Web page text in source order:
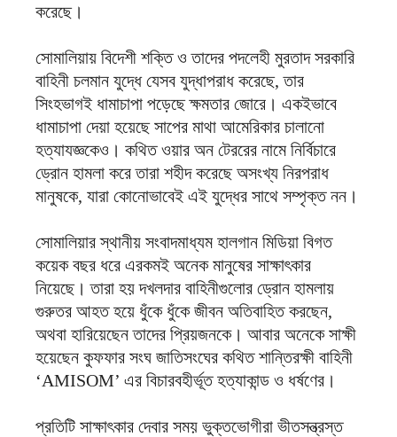
করেছে।
সোমালিয়ায় বিদেশী শক্তি ও তাদের পদলেহী মুর‍তাদ সরকারি
বাহিনী চলমান যুদ্ধে যেসব যুদ্ধাপরাধ করেছে, তার
সিংহভাগই ধামাচাপা পড়েছে ক্ষমতার জোরে। একইভাবে
ধামাচাপা দেয়া হয়েছে সাপের মাথা আমেরিকার চালানো
হত্যাযজ্ঞকেও। কথিত ওয়ার অন টেররের নামে নির্বিচারে
ড্রোন হামলা করে তারা শহীদ করেছে অসংখ্য নিরপরাধ
মানুষকে, যারা কোনোভাবেই এই যুদ্ধের সাথে সম্পৃক্ত নন।
সোমালিয়ার স্থানীয় সংবাদমাধ্যম হালগান মিডিয়া বিগত
কয়েক বছর ধরে এরকমই অনেক মানুষের সাক্ষাৎকার
নিয়েছে। তারা হয় দখলদার বাহিনীগুলোর ড্রোন হামলায়
গুরুতর আহত হয়ে ধুঁকে ধুঁকে জীবন অতিবাহিত করছেন,
অথবা হারিয়েছেন তাদের প্রিয়জনকে। আবার অনেকে সাক্ষী
হয়েছেন কুফফার সংঘ জাতিসংঘের কথিত শান্তিরক্ষী বাহিনী
‘AMISOM’ এর বিচারবহীর্ভূত হত্যাকান্ড ও ধর্ষণের।
প্রতিটি সাক্ষাৎকার দেবার সময় ভুক্তভোগীরা ভীতসন্ত্রস্ত